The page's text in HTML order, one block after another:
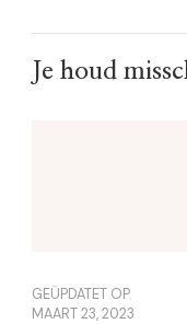
Je houd
GEÜPDATET OP
MAART 23, 2023